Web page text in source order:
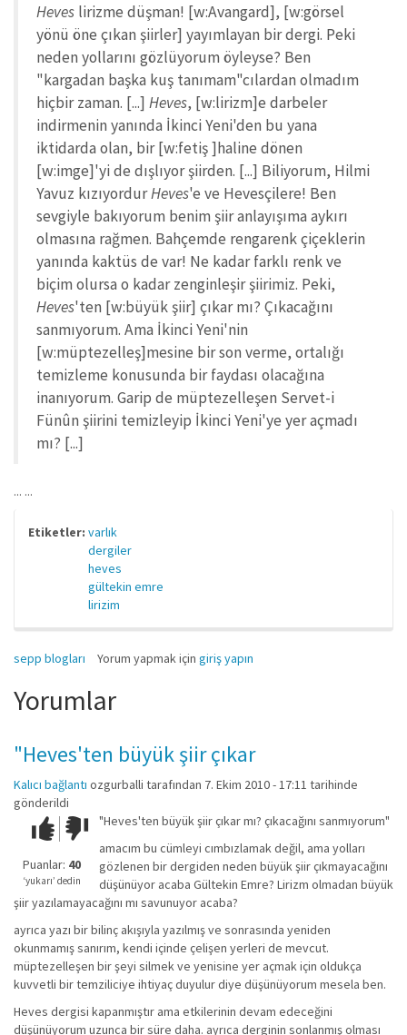
Heves lirizme düşman! [w:Avangard], [w:görsel
yönü öne çıkan şiirler] yayımlayan bir dergi. Peki
neden yollarını gözlüyorum öyleyse? Ben
"kargadan başka kuş tanımam"cılardan olmadım
hiçbir zaman. [...] Heves, [w:lirizm]e darbeler
indirmenin yanında İkinci Yeni'den bu yana
iktidarda olan, bir [w:fetiş ]haline dönen
[w:imge]'yi de dışlıyor şiirden. [...] Biliyorum, Hilmi
Yavuz kızıyordurHeves'e ve Hevesçilere! Ben
sevgiyle bakıyorum benim şiir anlayışıma aykırı
olmasına rağmen. Bahçemde rengarenk çiçeklerin
yanında kaktüs de var! Ne kadar farklı renk ve
biçim olursa o kadar zenginleşir şiirimiz. Peki,
Heves'ten [w:büyük şiir] çıkar mı? Çıkacağını
sanmıyorum. Ama İkinci Yeni'nin
[w:müptezelleş]mesine bir son verme, ortalığı
temizleme konusunda bir faydası olacağına
inanıyorum. Garip de müptezelleşen Servet-i
Fünûn şiirini temizleyip İkinci Yeni'ye yer açmadı
mı? [...]
... ...
Etiketler: varlık
dergiler
heves
gültekin emre
lirizim
sepp blogları Yorum yapmak için giriş yapın
Yorumlar
"Heves'ten büyük şiir çıkar
Kalıcı bağlantı ozgurballi tarafından 7. Ekim 2010 - 17:11 tarihinde
gönderildi
Çok iyi!O
kadar
iyi
değil!
Puanlar: 40
‘yukarı’ dedin
"Heves'ten büyük şiir çıkar mı? çıkacağını sanmıyorum"
amacım bu cümleyi cımbızlamak değil, ama yolları
gözlenen bir dergiden neden büyük şiir çıkmayacağını
düşünüyor acaba Gültekin Emre? Lirizm olmadan büyük
şiir yazılamayacağını mı savunuyor acaba?
ayrıca yazı bir bilinç akışıyla yazılmış ve sonrasında yeniden
okunmamış sanırım, kendi içinde çelişen yerleri de mevcut.
müptezelleşen bir şeyi silmek ve yenisine yer açmak için oldukça
kuvvetli bir temziliciye ihtiyaç duyulur diye düşünüyorum mesela ben.
Heves dergisi kapanmıştır ama etkilerinin devam edeceğini
düşünüyorum uzunca bir süre daha. ayrıca derginin sonlanmış olması